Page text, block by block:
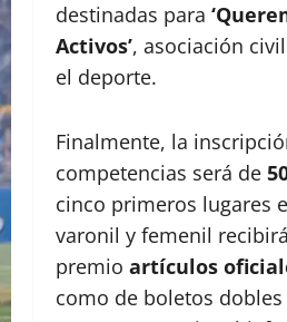
destinadas para
Activos’, asociación
el deporte.
Finalmente, la
competencias será de
cinco primeros lugares
varonil y femenil
premio artículos
como de boletos